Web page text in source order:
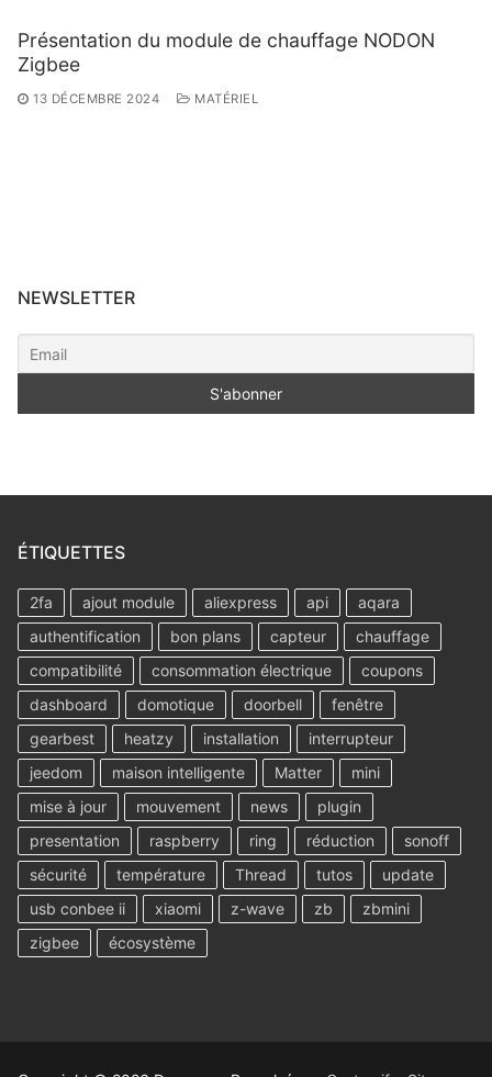
Présentation du module de chauffage NODON
Zigbee
13 DÉCEMBRE 2024 MATÉRIEL
NEWSLETTER
ÉTIQUETTES
2fa ajout module aliexpress api
aqara
authentification
bon plans capteur
chauffage
compatibilité
consommation électrique
coupons
dashboard
domotique doorbell
fenêtre
gearbest
heatzy installation
interrupteur
jeedom
maison intelligente Matter
mini
mise à jour
mouvement news
plugin
presentation
raspberry ring réduction
sonoff
sécurité
température Thread tutos
update
usb conbee ii
xiaomi z-wave zb
zbmini
zigbee
écosystème